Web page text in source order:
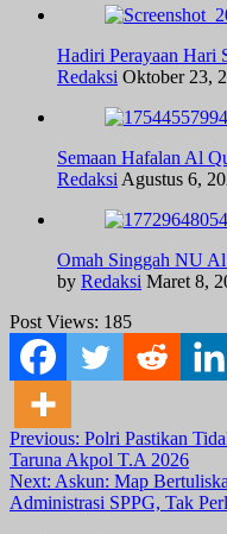
Hadiri Perayaan
Redaksi Oktober 23,
Semaan Hafalan Al
Redaksi Agustus 6,
Omah Singgah NU
by Redaksi Maret 8,
Post Views: 185
Post
navigation
Previous: Polri Pastikan
Taruna Akpol T.A 2026
Next: Askun: Map
Administrasi SPPG, Tak